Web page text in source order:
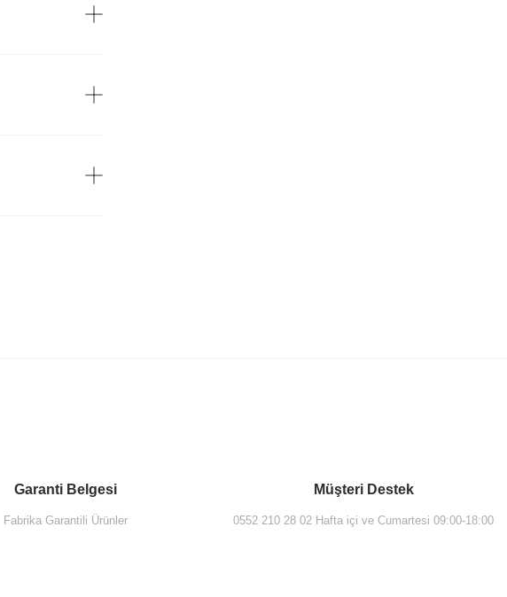
Garanti Belgesi
Fabrika Garantili Ürünler
Müşteri Destek
0552 210 28 02 Hafta içi ve Cumartesi 09:00-18:00